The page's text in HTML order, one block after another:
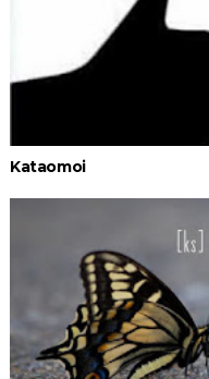
Kataomoi